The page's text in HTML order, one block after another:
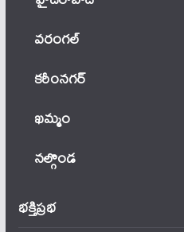
వ‌రంగ‌ల్
కరీంనగర్
ఖ‌మ్మం
నల్గొండ
భక్తిప్రభ